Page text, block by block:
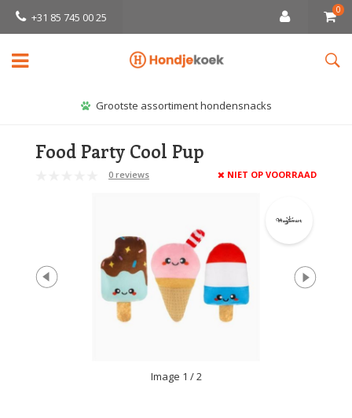
+31 85 745 00 25
0
Grootste assortiment hondensnacks
Food Party Cool Pup
0 reviews NIET OP VOORRAAD
Image 1 / 2